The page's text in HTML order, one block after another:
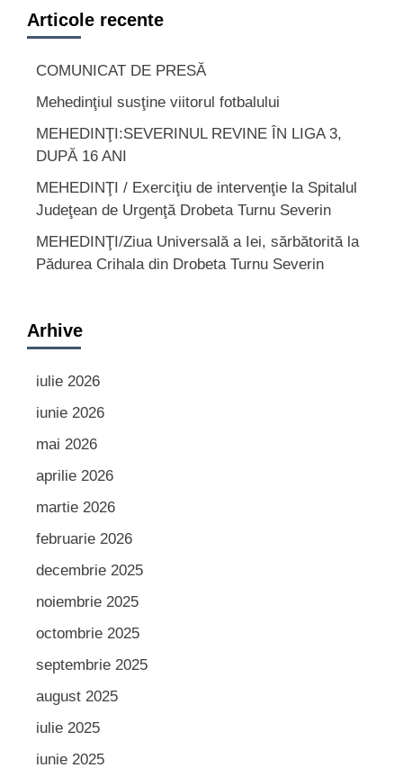
Articole recente
COMUNICAT DE PRESĂ
Mehedinţiul susţine viitorul fotbalului
MEHEDINŢI:SEVERINUL REVINE ÎN LIGA 3,
DUPĂ 16 ANI
MEHEDINŢI / Exerciţiu de intervenţie la Spitalul
Judeţean de Urgenţă Drobeta Turnu Severin
MEHEDINŢI/Ziua Universală a Iei, sărbătorită la
Pădurea Crihala din Drobeta Turnu Severin
Arhive
iulie 2026
iunie 2026
mai 2026
aprilie 2026
martie 2026
februarie 2026
decembrie 2025
noiembrie 2025
octombrie 2025
septembrie 2025
august 2025
iulie 2025
iunie 2025